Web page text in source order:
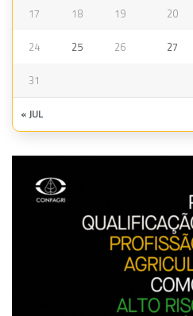
17 18 19 20
24 25 26 27
31
« JUL